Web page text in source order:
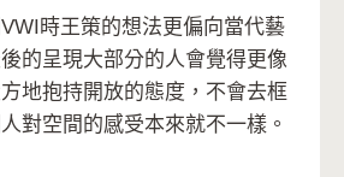
時王策的想法更偏向當代藝
的呈現大部分的人會覺得更像
地抱持開放的態度，不會去框
對空間的感受本來就不一樣。